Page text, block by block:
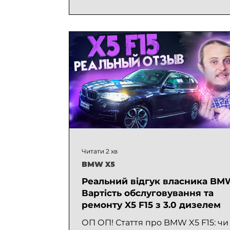
Реальний відгук власника
Вартість обслуговування та
ремонту X5 F15 з 3.0 дизелем
ОП ОП! Стаття про BMW X5 F15: чи
BMW X5
Читати 2 хв